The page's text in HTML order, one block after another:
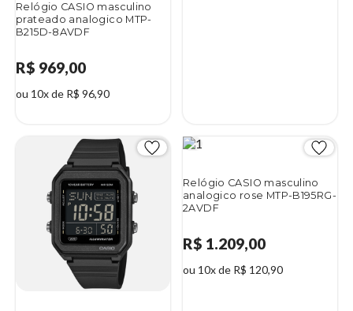
Relógio CASIO masculino
prateado analogico MTP-
B215D-8AVDF
R$ 969,00
ou 10x de R$ 96,90
Relógio CASIO masculino
analogico rose MTP-B195RG-
2AVDF
R$ 1.209,00
ou 10x de R$ 120,90